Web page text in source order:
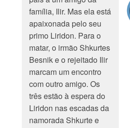
família, Ilir. Mas ela está
apaixonada pelo seu
primo Liridon. Para o
matar, o irmão Shkurtes
Besnik e o rejeitado Ilir
marcam um encontro
com outro amigo. Os
três estão à espera do
Liridon nas escadas da
namorada Shkurte e